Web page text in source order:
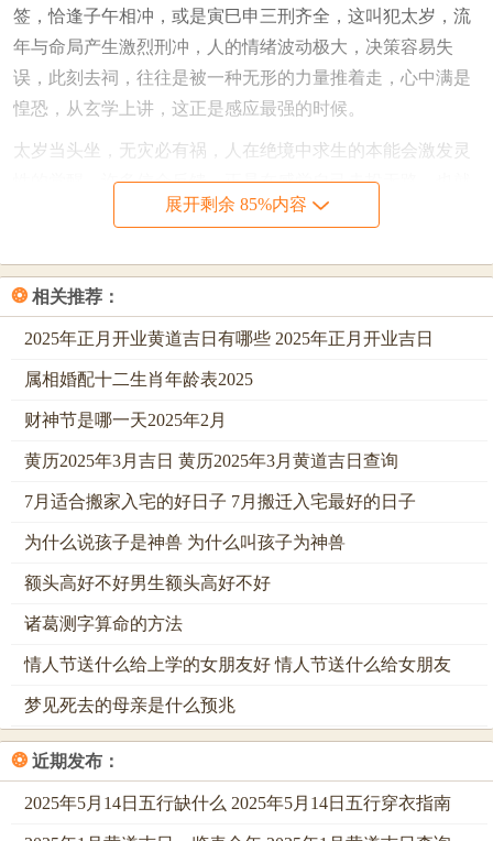
签，恰逢子午相冲，或是寅巳申三刑齐全，这叫犯太岁，流
年与命局产生激烈刑冲，人的情绪波动极大，决策容易失
误，此刻去祠，往往是被一种无形的力量推着走，心中满是
惶恐，从玄学上讲，这正是感应最强的时候。
太岁当头坐，无灾必有祸，人在绝境中求生的本能会激发灵
性的觉醒，许多信众反馈，正是在感觉自己走投无路，也就
是命理中所谓伏吟太岁，岁运并临之时求得的签最为灵验，
随流年五行的变化。每年的气运也会转移，比如甲辰年木气
旺盛，辰为湿土，能培木之根，假如你命局喜木，这一年去
求签，往往会得到积极正面的指引，但假如命局忌木，木盛
克土，你的财星（土）受伤，求签时满脑子都是金钱与事业
的焦虑，摇出的签可能直指财务危机，就看你能不能领会这
你的执念在哪里，签文的指向就在哪里。
三、日柱纳音：签文五行与命主气场的神秘契合
日柱不仅代表你自己。还包括日支的配偶宫，六十甲子各有
不同的纳音五行，如甲子乙丑海中金，壬戌癸亥大海水，这
纳音属性是你与生俱来的底色，当你在祠摇出一支签，签文
行生克的哲理。
例如一个日柱纳音为涧下水的人抽到签文中有「旱地甘霖」
的描述，这就形成了水火既济的格局，是绝佳的感应，代表
着你的困境即将得到滋润与缓解。
展开剩余 85%内容
❂ 相关推荐：
2025年正月开业黄道吉日有哪些 2025年正月开业吉日
属相婚配十二生肖年龄表2025
财神节是哪一天2025年2月
黄历2025年3月吉日 黄历2025年3月黄道吉日查询
7月适合搬家入宅的好日子 7月搬迁入宅最好的日子
为什么说孩子是神兽 为什么叫孩子为神兽
额头高好不好男生额头高好不好
诸葛测字算命的方法
情人节送什么给上学的女朋友好 情人节送什么给女朋友
梦见死去的母亲是什么预兆
❂ 近期发布：
2025年5月14日五行缺什么 2025年5月14日五行穿衣指南